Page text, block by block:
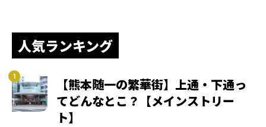
人気ランキング
【熊本随一の繁華街】上通・下通っ
てどんなとこ？【メインストリー
ト】